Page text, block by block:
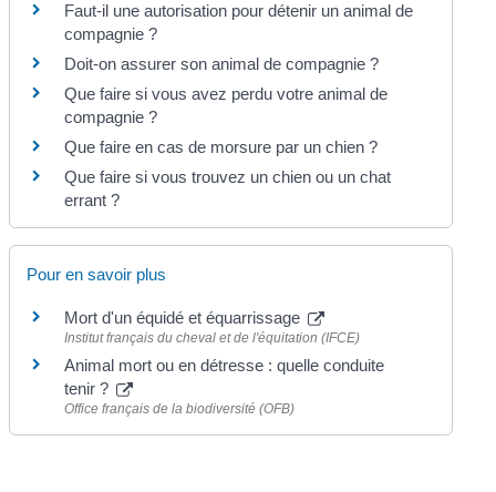
Faut-il une autorisation pour détenir un animal de
compagnie ?
Doit-on assurer son animal de compagnie ?
Que faire si vous avez perdu votre animal de
compagnie ?
Que faire en cas de morsure par un chien ?
Que faire si vous trouvez un chien ou un chat
errant ?
Pour en savoir plus
Mort d'un équidé et équarrissage
Institut français du cheval et de l'équitation (IFCE)
Animal mort ou en détresse : quelle conduite
tenir ?
Office français de la biodiversité (OFB)